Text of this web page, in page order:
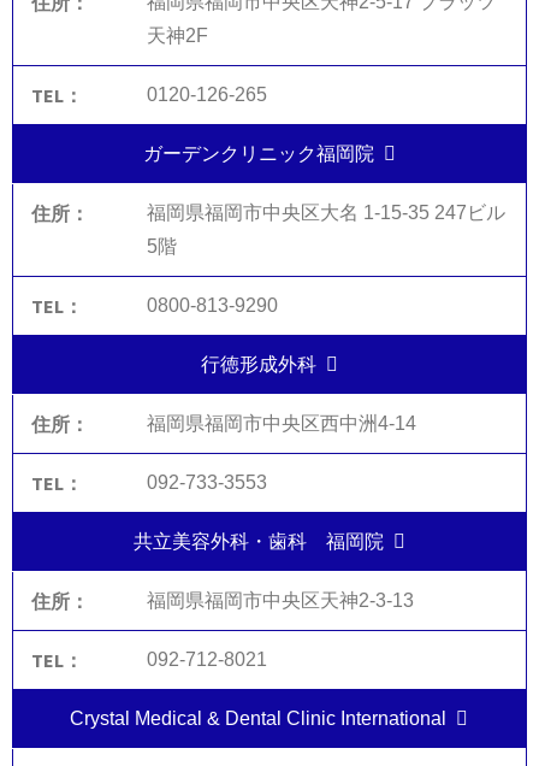
天神2F
0120-126-265
ガーデンクリニック福岡院
福岡県福岡市中央区大名 1-15-35 247ビル
5階
0800-813-9290
行徳形成外科
福岡県福岡市中央区西中洲4-14
092-733-3553
共立美容外科・歯科 福岡院
福岡県福岡市中央区天神2-3-13
092-712-8021
Crystal Medical & Dental Clinic International